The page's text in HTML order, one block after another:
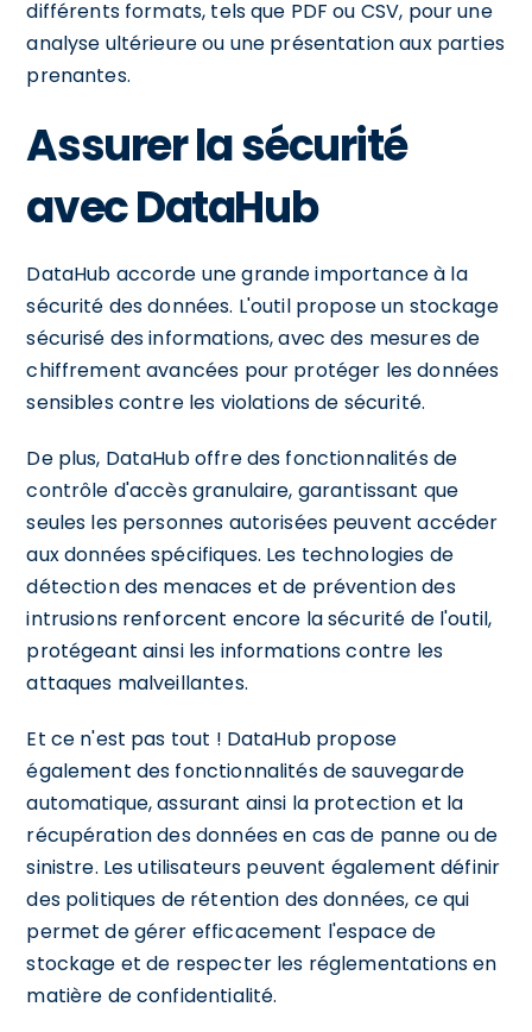
différents formats, tels que PDF ou CSV, pour une
analyse ultérieure ou une présentation aux parties
prenantes.
Assurer la sécurité
avec DataHub
DataHub accorde une grande importance à la
sécurité des données. L'outil propose un stockage
sécurisé des informations, avec des mesures de
chiffrement avancées pour protéger les données
sensibles contre les violations de sécurité.
De plus, DataHub offre des fonctionnalités de
contrôle d'accès granulaire, garantissant que
seules les personnes autorisées peuvent accéder
aux données spécifiques. Les technologies de
détection des menaces et de prévention des
intrusions renforcent encore la sécurité de l'outil,
protégeant ainsi les informations contre les
attaques malveillantes.
Et ce n'est pas tout ! DataHub propose
également des fonctionnalités de sauvegarde
automatique, assurant ainsi la protection et la
récupération des données en cas de panne ou de
sinistre. Les utilisateurs peuvent également définir
des politiques de rétention des données, ce qui
permet de gérer efficacement l'espace de
stockage et de respecter les réglementations en
matière de confidentialité.